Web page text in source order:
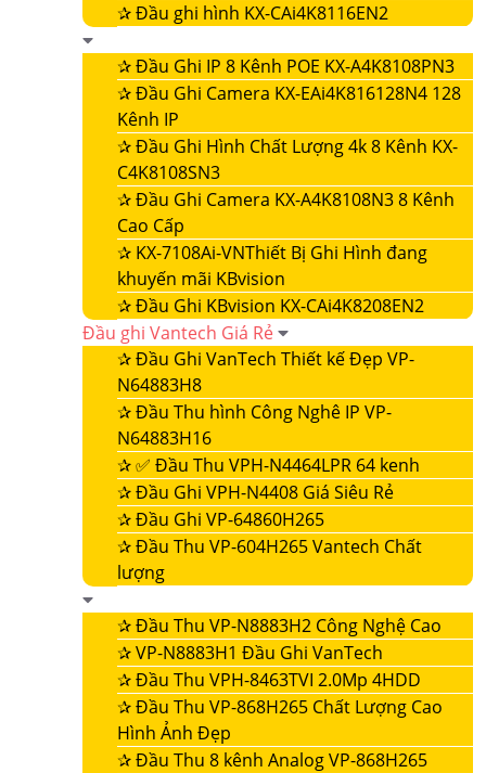
✰Đầu ghi hình KX-CAi4K8116EN2
✰Đầu Ghi IP 8 Kênh POE KX-A4K8108PN3
✰Đầu Ghi Camera KX-EAi4K816128N4 128
Kênh IP
✰Đầu Ghi Hình Chất Lượng 4k 8 Kênh KX-
C4K8108SN3
✰Đầu Ghi Camera KX-A4K8108N3 8 Kênh
Cao Cấp
✰ KX-7108Ai-VNThiết Bị Ghi Hình đang
khuyến mãi KBvision
✰Đầu Ghi KBvision KX-CAi4K8208EN2
Đầu ghi Vantech Giá Rẻ
✰Đầu Ghi VanTech Thiết kế Đẹp VP-
N64883H8
✰Đầu Thu hình Công Nghê IP VP-
N64883H16
✰✅ Đầu Thu VPH-N4464LPR 64 kenh
✰Đầu Ghi VPH-N4408 Giá Siêu Rẻ
✰Đầu Ghi VP-64860H265
✰Đầu Thu VP-604H265 Vantech Chất
lượng
✰Đầu Thu VP-N8883H2 Công Nghệ Cao
✰VP-N8883H1 Đầu Ghi VanTech
✰Đầu Thu VPH-8463TVI 2.0Mp 4HDD
✰Đầu Thu VP-868H265 Chất Lượng Cao
Hình Ảnh Đẹp
✰Đầu Thu 8 kênh Analog VP-868H265